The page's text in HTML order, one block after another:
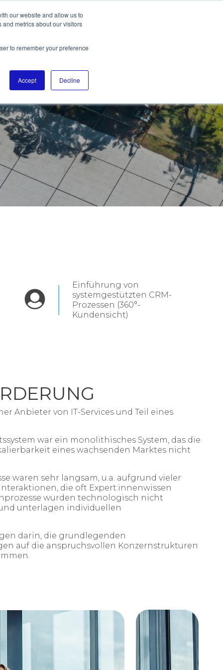
our website and allow us to
metrics about our visitors
to remember your preference
Accept Decline
Einführung von
systemgestützten CRM-
Prozessen (360°-
Kundensicht)
Anbieter von IT-Services und Teil eines
war ein monolithisches System, das die
eines wachsenden Marktes nicht
waren sehr langsam, u.a. aufgrund vieler
die oft Expert:innenwissen
wurden technologisch nicht
unterlagen individuellen
darin, die grundlegenden
auf die anspruchsvollen Konzernstrukturen